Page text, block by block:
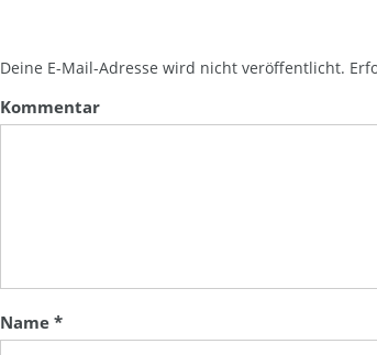
Deine E-Mail-Adresse wird nicht veröffentlicht.
Kommentar
Name*